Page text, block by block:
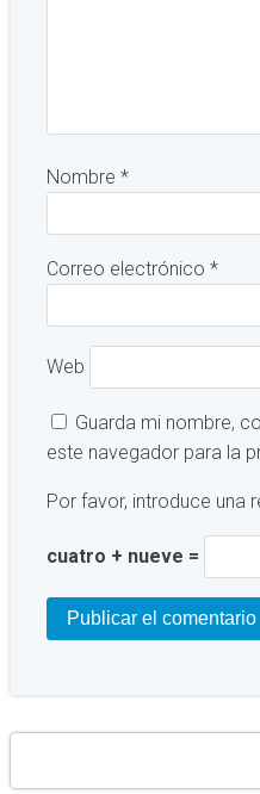
Nombre *
Correo electrónico *
Web
Guarda mi nombre,
este navegador para la
Por favor, introduce una
cuatro + nueve =